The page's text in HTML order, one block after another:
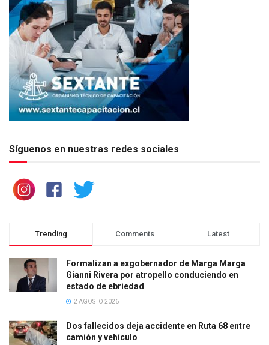
Síguenos en nuestras redes sociales
Trending Comments Latest
Formalizan a exgobernador de Marga Marga
Gianni Rivera por atropello conduciendo en
estado de ebriedad
2 AGOSTO 2026
Dos fallecidos deja accidente en Ruta 68 entre
camión y vehículo